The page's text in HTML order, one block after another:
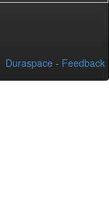
Duraspace - Feedback